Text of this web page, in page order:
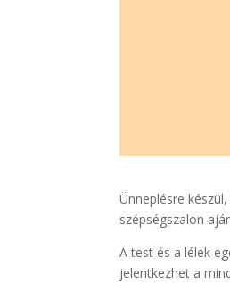
Ünneplésre
szépségszalon
A test és a lélek
jelentkezhet a